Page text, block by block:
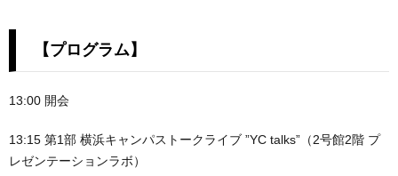
【プログラム】
13:00 開会
13:15 第1部 横浜キャンパストークライブ ”YC talks”（2号館2階 プ
レゼンテーションラボ）